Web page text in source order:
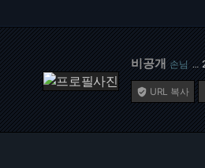
비공개 손님 …
 URL 복사